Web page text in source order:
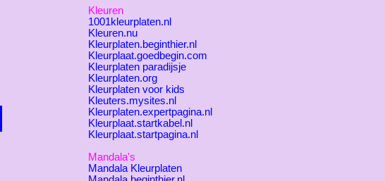
Kleuren
1001kleurplaten.nl
Kleuren.nu
Kleurplaten.beginthier.nl
Kleurplaat.goedbegin.com
Kleurplaten paradijsje
Kleurplaten.org
Kleurplaten voor kids
Kleuters.mysites.nl
Kleurplaten.expertpagina.nl
Kleurplaat.startkabel.nl
Kleurplaat.startpagina.nl
Mandala's
Mandala Kleurplaten